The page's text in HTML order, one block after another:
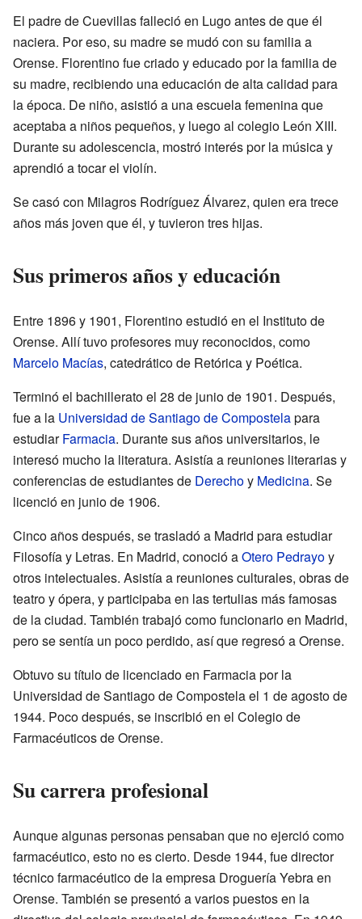
El padre de Cuevillas falleció en Lugo antes de que él
naciera. Por eso, su madre se mudó con su familia a
Orense. Florentino fue criado y educado por la familia de
su madre, recibiendo una educación de alta calidad para
la época. De niño, asistió a una escuela femenina que
aceptaba a niños pequeños, y luego al colegio León XIII.
Durante su adolescencia, mostró interés por la música y
aprendió a tocar el violín.
Se casó con Milagros Rodríguez Álvarez, quien era trece
años más joven que él, y tuvieron tres hijas.
Sus primeros años y educación
Entre 1896 y 1901, Florentino estudió en el Instituto de
Orense. Allí tuvo profesores muy reconocidos, como
Marcelo Macías, catedrático de Retórica y Poética.
Terminó el bachillerato el 28 de junio de 1901. Después,
fue a la Universidad de Santiago de Compostelapara
estudiarFarmacia. Durante sus años universitarios, le
interesó mucho la literatura. Asistía a reuniones literarias y
conferencias de estudiantes de Derechoy Medicina. Se
licenció en junio de 1906.
Cinco años después, se trasladó a Madrid para estudiar
Filosofía y Letras. En Madrid, conoció aOtero Pedrayoy
otros intelectuales. Asistía a reuniones culturales, obras de
teatro y ópera, y participaba en las tertulias más famosas
de la ciudad. También trabajó como funcionario en Madrid,
pero se sentía un poco perdido, así que regresó a Orense.
Obtuvo su título de licenciado en Farmacia por la
Universidad de Santiago de Compostela el 1 de agosto de
1944. Poco después, se inscribió en el Colegio de
Farmacéuticos de Orense.
Su carrera profesional
Aunque algunas personas pensaban que no ejerció como
farmacéutico, esto no es cierto. Desde 1944, fue director
técnico farmacéutico de la empresa Droguería Yebra en
Orense. También se presentó a varios puestos en la